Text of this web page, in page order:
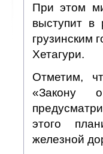
При этом
выступит в
грузинским
Хетагури.
Отметим,
«Закону о
этого
железной